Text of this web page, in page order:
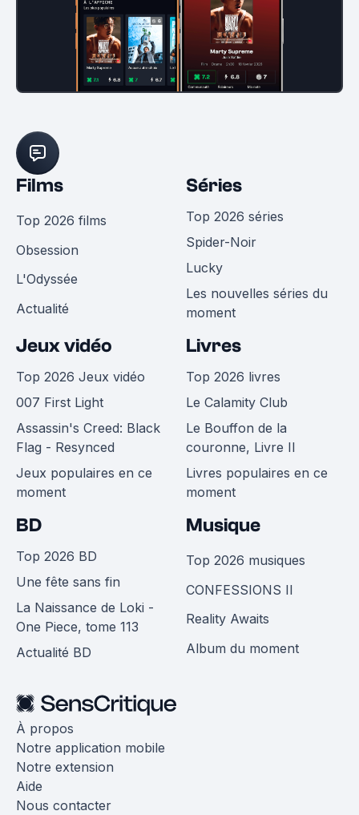
Films
Top 2026 films
Obsession
L'Odyssée
Actualité
Séries
Top 2026 séries
Spider-Noir
Lucky
Les nouvelles séries du
moment
Jeux vidéo
Top 2026 Jeux vidéo
007 First Light
Assassin's Creed: Black
Flag - Resynced
Jeux populaires en ce
moment
Livres
Top 2026 livres
Le Calamity Club
Le Bouffon de la
couronne, Livre II
Livres populaires en ce
moment
BD
Top 2026 BD
Une fête sans fin
La Naissance de Loki -
One Piece, tome 113
Actualité BD
Musique
Top 2026 musiques
CONFESSIONS II
Reality Awaits
Album du moment
À propos
Notre application mobile
Notre extension
Aide
Nous contacter